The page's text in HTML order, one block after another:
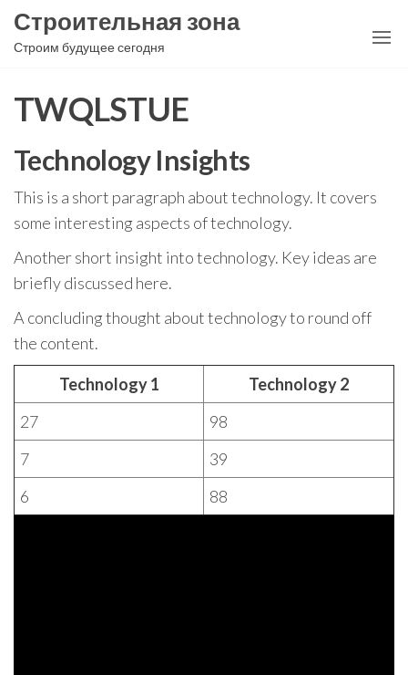
Перейти
Строительная зона
Строим будущее сегодня
TWQLSTUE
Technology Insights
This is a short paragraph about technology. It covers
some interesting aspects of technology.
Another short insight into technology. Key ideas are
briefly discussed here.
A concluding thought about technology to round off
the content.
Technology 1
Technology 2
27
98
7
39
6
88